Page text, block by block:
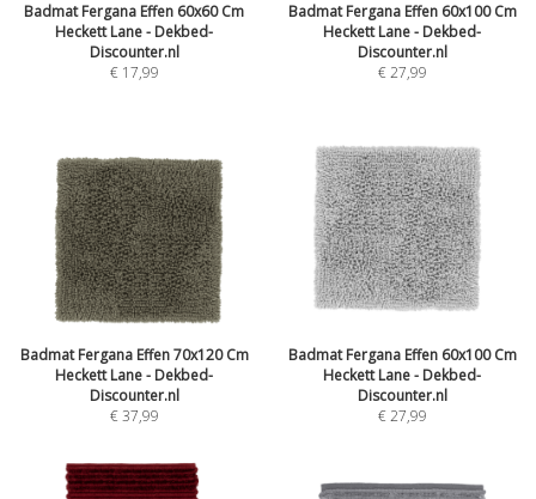
Badmat Fergana Effen 60x60 Cm
Heckett Lane - Dekbed-
Discounter.nl
€ 17,99
Badmat Fergana Effen 60x100 Cm
Heckett Lane - Dekbed-
Discounter.nl
€ 27,99
Badmat Fergana Effen 70x120 Cm
Heckett Lane - Dekbed-
Discounter.nl
€ 37,99
Badmat Fergana Effen 60x100 Cm
Heckett Lane - Dekbed-
Discounter.nl
€ 27,99